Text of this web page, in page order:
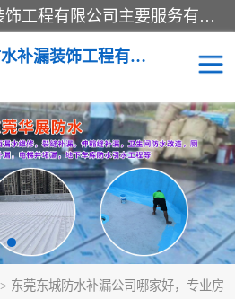
东莞市华展防水补漏装饰工程有限公司主要服务有：东莞防水补漏，东莞厂房防水补漏，东莞房屋渗漏水维修，楼面漏水维修，裂缝补漏，伸缩缝补漏，卫生间防水改造，厕所漏水补漏，外墙窗台补漏，电梯井堵漏，地下车库防水引水工程等
东莞市华展防水补漏装饰工程有限公司
> 东莞东城防水补漏公司哪家好，专业房
外墙防水补漏
地下室防水补漏